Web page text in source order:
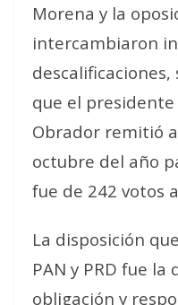
Morena y la
intercambiaron
que el
Obrador remitió
octubre del año
fue de 242 votos
La disposición
PAN y PRD fue la
obligación y